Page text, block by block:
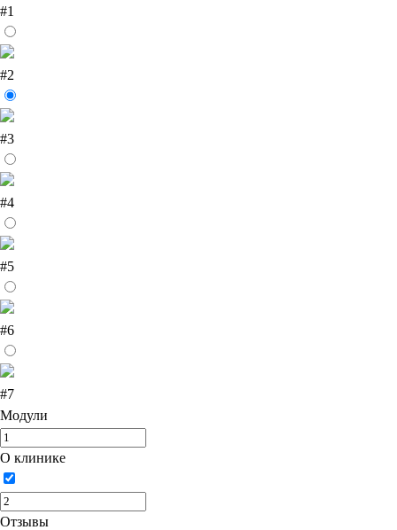
#1
#2
#3
#4
#5
#6
#7
Модули
О клинике
Отзывы